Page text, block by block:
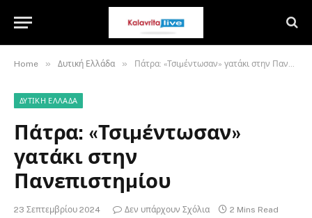
Home » Δυτική Ελλάδα » Πάτρα: «Τσιµέντωσαν» γατάκι στην Πανεπιστηµίου
ΔΥΤΙΚΉ ΕΛΛΆΔΑ
Πάτρα: «Τσιµέντωσαν»
γατάκι στην
Πανεπιστηµίου
23 Σεπτεμβρίου 2024 Δεν υπάρχουν Σχόλια 2 Mins Read